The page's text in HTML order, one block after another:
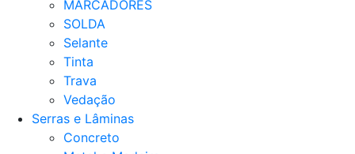
MARCADORES
SOLDA
Selante
Tinta
Trava
Vedação
Serras e Lâminas
Concreto